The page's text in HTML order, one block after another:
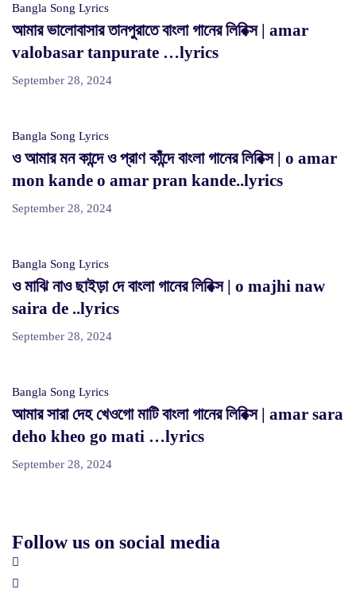
Bangla Song Lyrics
আমার ভালোবাসার তানপুরাতে বাংলা গানের লিরিক্স | amar
valobasar tanpurate …lyrics
September 28, 2024
Bangla Song Lyrics
ও আমার মন কান্দে ও প্রাণ কাঁন্দে বাংলা গানের লিরিক্স | o amar
mon kande o amar pran kande..lyrics
September 28, 2024
Bangla Song Lyrics
ও মাঝি নাও ছাইড়া দে বাংলা গানের লিরিক্স | o majhi naw
saira de ..lyrics
September 28, 2024
Bangla Song Lyrics
আমার সারা দেহ খেওগো মাটি বাংলা গানের লিরিক্স | amar sara
deho kheo go mati …lyrics
September 28, 2024
Follow us on social media